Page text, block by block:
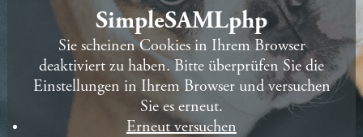
SimpleSAMLphp
Sie scheinen Cookies in Ihrem Browser
deaktiviert zu haben. Bitte überprüfen Sie die
Einstellungen in Ihrem Browser und versuchen
Sie es erneut.
Erneut versuchen